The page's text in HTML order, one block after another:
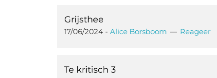
Grijsthee
17/06/2024 - Alice Borsboom Reageer
Te kritisch 3